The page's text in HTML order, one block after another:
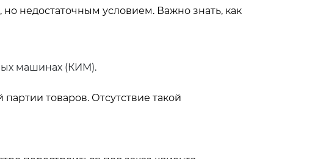
недостаточным условием. Важно знать, как
машинах (КИМ).
товаров. Отсутствие такой